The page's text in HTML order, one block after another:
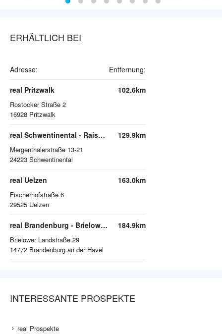
ERHÄLTLICH BEI
Adresse: Entfernung:
real Pritzwalk
Rostocker Straße 2
16928 Pritzwalk
102.6km
real Schwentinental - Raisdorf
Mergenthalerstraße 13-21
24223 Schwentinental
129.9km
real Uelzen
Fischerhofstraße 6
29525 Uelzen
163.0km
real Brandenburg - Brielower Landstraße
Brielower Landstraße 29
14772 Brandenburg an der Havel
184.9km
INTERESSANTE PROSPEKTE
real Prospekte